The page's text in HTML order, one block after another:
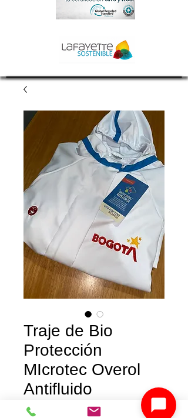
Traje de Bio
Protección
MIcrotec Overol
Antifluido
COP 65,000 Price